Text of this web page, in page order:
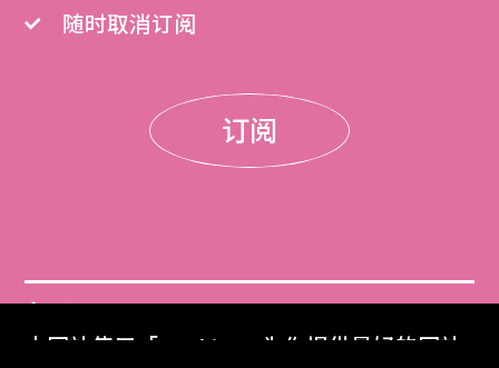
本网站使用「Cookies」为你提供最好的网站
随时取消订阅
订阅
门票